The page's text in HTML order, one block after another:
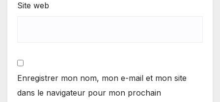
Site web
Enregistrer mon nom, mon e-mail et mon site
dans le navigateur pour mon prochain